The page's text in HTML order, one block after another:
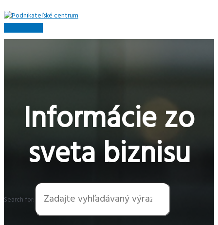
Preskočiť
na
Hlavné
Menu
Informácie zo
sveta biznisu
Search for: